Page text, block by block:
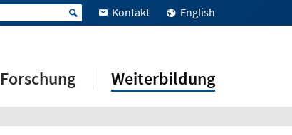
Kontakt English
Forschung Weiterbildung